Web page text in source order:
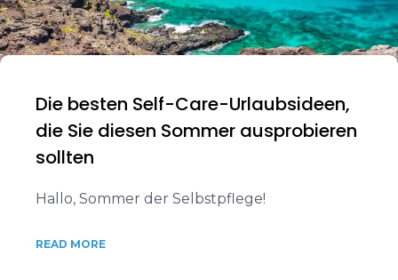
Die besten Self-Care-Urlaubsideen,
die Sie diesen Sommer ausprobieren
sollten
Hallo, Sommer der Selbstpflege!
READ MORE